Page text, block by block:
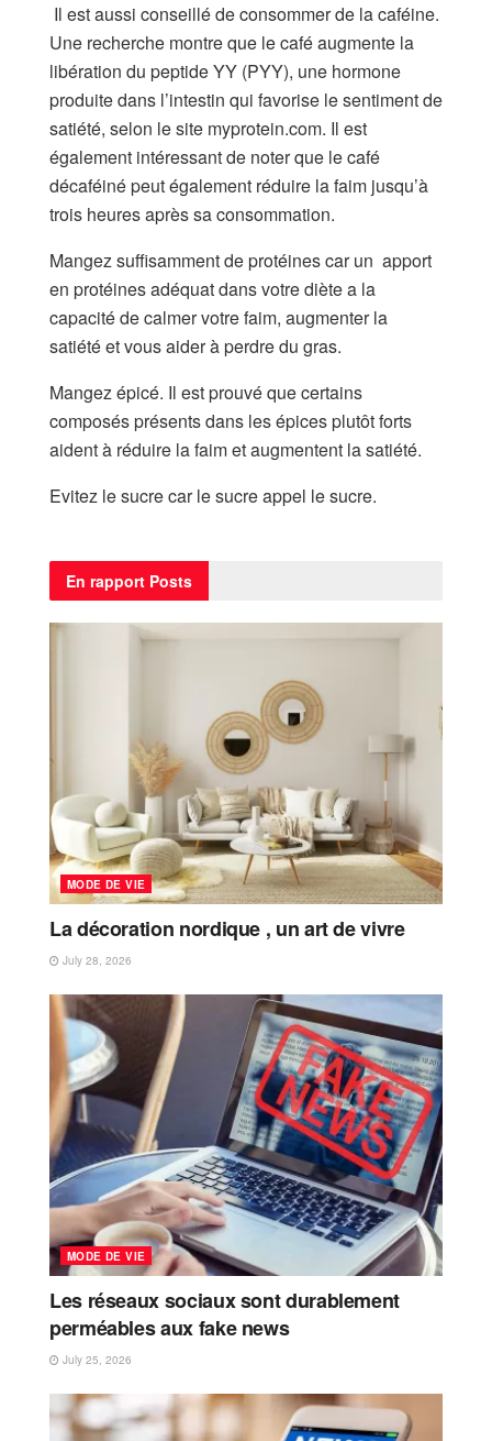
Il est aussi conseillé de consommer de la caféine.
Une recherche montre que le café augmente la
libération du peptide YY (PYY), une hormone
produite dans l’intestin qui favorise le sentiment de
satiété, selon le site myprotein.com. Il est
également intéressant de noter que le café
décaféiné peut également réduire la faim jusqu’à
trois heures après sa consommation.
Mangez suffisamment de protéines car un apport
en protéines adéquat dans votre diète a la
capacité de calmer votre faim, augmenter la
satiété et vous aider à perdre du gras.
Mangez épicé. Il est prouvé que certains
composés présents dans les épices plutôt forts
aident à réduire la faim et augmentent la satiété.
Evitez le sucre car le sucre appel le sucre.
En rapport Posts
MODE DE VIE
La décoration nordique , un art de vivre
July 28, 2026
MODE DE VIE
Les réseaux sociaux sont durablement
perméables aux fake news
July 25, 2026